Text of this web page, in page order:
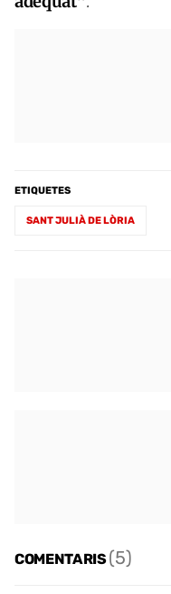
ETIQUETES
SANT JULIÀ DE LÒRIA
COMENTARIS(5)